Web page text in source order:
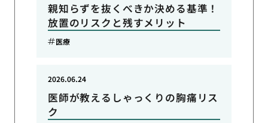
親知らずを抜くべきか決める基準！
放置のリスクと残すメリット
医療
医師が教えるしゃっくりの胸痛リス
ク
2026.06.24